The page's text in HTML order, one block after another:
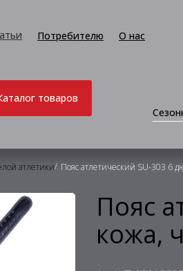
Потребителю О нас
товаров
атлетики/ Пояс атлетический SU-303 6
Пояс
кожа,